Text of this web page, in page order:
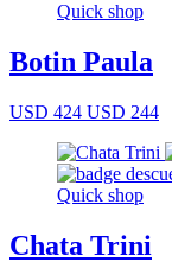
Quick shop
Botin Paula
USD 424 USD 244
Quick shop
Chata Trini